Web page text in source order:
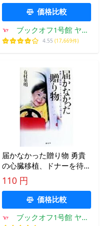
価格比較
ブックオフ1号館 ヤフ
ーショッピング店
4.55 (17,669件)
届かなかった贈り物 勇貴
の心臓移植、ドナーを待ち
続けた87日間の記録/有村
英明(著者)
110 円
価格比較
ブックオフ1号館 ヤフ